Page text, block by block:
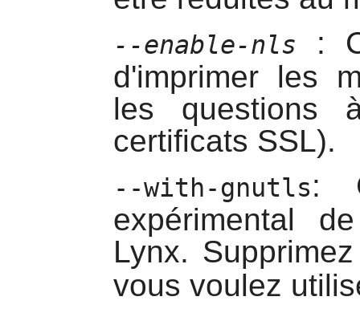
--enable-nls
:
d'imprimer les
les questions
certificats SSL).
--with-gnutls:
expérimental
Lynx.
vous voulez